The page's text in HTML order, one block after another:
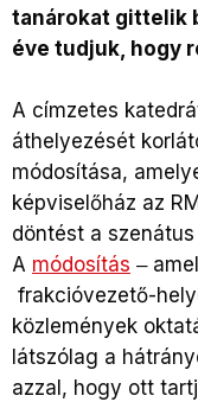
tanárokat gittelik
éve tudjuk, hogy
A címzetes
áthelyezését
módosítása,
képviselőház az
döntést a
A módosítás ‒
frakcióvezető-
közlemények
látszólag a
azzal, hogy ott